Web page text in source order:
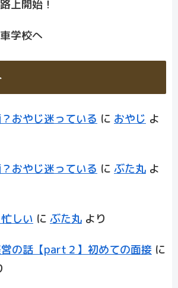
上開始！
学校へ
おやじ迷っている に おやじ よ
おやじ迷っている に ぶた丸 よ
しい に ぶた丸 より
の話【part２】初めての面接 に